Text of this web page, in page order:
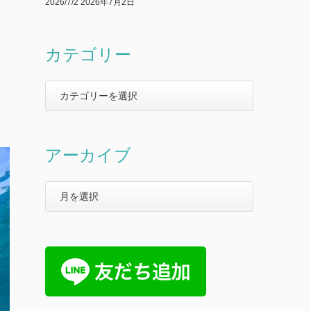
2026/7/2 2026年7月2日
カテゴリー
アーカイブ